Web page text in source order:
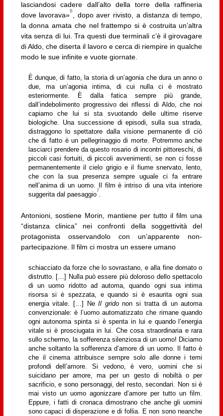
lasciandosi cadere dall’alto della torre della raffineria
dove lavorava»
6
, dopo aver rivisto, a distanza di tempo,
la donna amata che nel frattempo si è costruita un’altra
vita senza di lui. Tra questi due terminali c’è il girovagare
di Aldo, che diserta il lavoro e cerca di riempire in qualche
modo le sue infinite e vuote giornate.
È dunque, di fatto, la storia di un’agonia che dura un anno o
due, ma un’agonia intima, di cui nulla ci è mostrato
esteriormente. È dalla fatica sempre più grande,
dall’indebolimento progressivo dei riflessi di Aldo, che noi
capiamo che lui si sta svuotando delle ultime riserve
biologiche. Una successione di episodi, sulla sua strada,
distraggono lo spettatore dalla visione permanente di ciò
che di fatto è un pellegrinaggio di morte. Potremmo anche
lasciarci prendere da questo rosario di incontri pittoreschi, di
piccoli casi fortuiti, di piccoli avvenimenti, se non ci fosse
permanentemente il cielo grigio e il fiume snervato, lento,
che con la sua presenza sempre uguale ci fa entrare
nell’anima di un uomo. Il film è intriso di una vita interiore
suggerita dal paesaggio
7
.
Antonioni, sostiene Morin, mantiene per tutto il film una
“distanza clinica” nei confronti della soggettività del
protagonista osservandolo con un’apparente non-
partecipazione. Il film ci mostra un essere umano
schiacciato da forze che lo sovrastano, e alla fine domato o
distrutto. […] Nulla può essere più doloroso dello spettacolo
di un uomo ridotto ad automa, quando ogni sua intima
risorsa si è spezzata, e quando si è esaurita ogni sua
energia vitale. […] NeIl gridonon si tratta di un automa
convenzionale: è l’uomo automatizzato che rimane quando
ogni autonoma spinta si è spenta in lui e quando l’energia
vitale si è prosciugata in lui. Che cosa straordinaria e rara
sullo schermo, la sofferenza silenziosa di un uomo! Diciamo
anche soltanto la sofferenza d’amore di un uomo. Il fatto è
che il cinema attribuisce sempre solo alle donne i temi
profondi dell’amore. Si vedono, è vero, uomini che si
suicidano per amore, ma per un gesto di nobiltà o per
sacrificio, e sono personaggi, del resto, secondari. Non si è
mai visto un uomo agonizzare d’amore per tutto un film.
Eppure, i fatti di cronaca dimostrano che anche gli uomini
sono capaci di disperazione e di follia. E non sono neanche